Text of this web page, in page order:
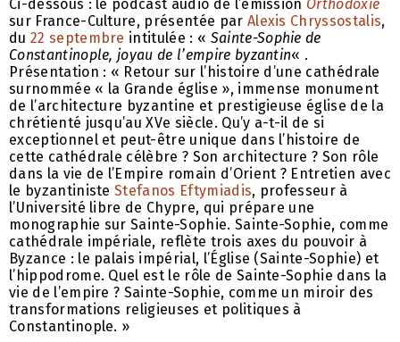
Ci-dessous : le podcast audio de l’émission Orthodoxie
sur France-Culture, présentée par Alexis Chryssostalis,
du 22 septembre intitulée : « Sainte-Sophie de
Constantinople, joyau de l’empire byzantin« .
Présentation : « Retour sur l’histoire d’une cathédrale
surnommée « la Grande église », immense monument
de l’architecture byzantine et prestigieuse église de la
chrétienté jusqu’au XVe siècle. Qu’y a-t-il de si
exceptionnel et peut-être unique dans l’histoire de
cette cathédrale célèbre ? Son architecture ? Son rôle
dans la vie de l’Empire romain d’Orient ? Entretien avec
le byzantinisteStefanos Eftymiadis, professeur à
l’Université libre de Chypre, qui prépare une
monographie sur Sainte-Sophie. Sainte-Sophie, comme
cathédrale impériale, reflète trois axes du pouvoir à
Byzance : le palais impérial, l’Église (Sainte-Sophie) et
l’hippodrome. Quel est le rôle de Sainte-Sophie dans la
vie de l’empire ? Sainte-Sophie, comme un miroir des
transformations religieuses et politiques à
Constantinople. »